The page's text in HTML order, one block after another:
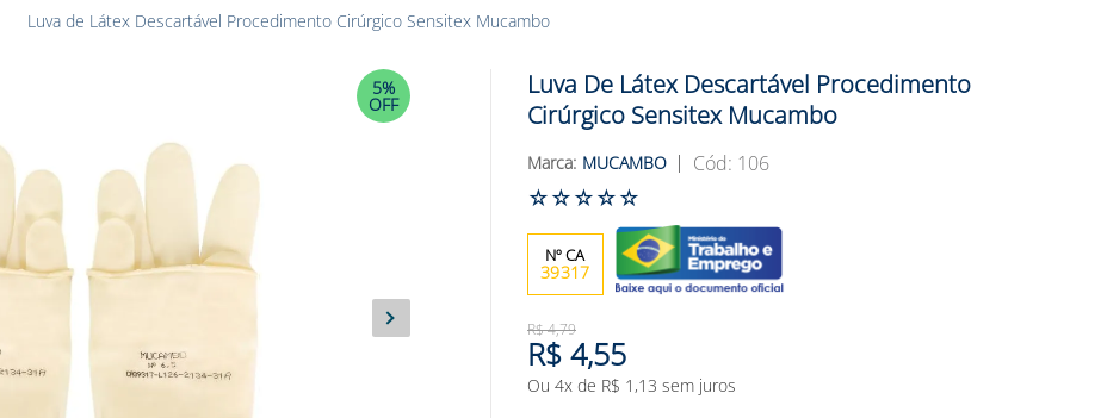
Luva de Látex Descartável Procedimento Cirúrgico Sensitex Mucambo
5%
OFF
Luva De Látex Descartável Procedimento
Cirúrgico Sensitex Mucambo
MUCAMBO : 106
☆☆☆☆☆
39317
R$4,79
R$ 4,55
Ou 4x de R$ 1 ,13 sem juros